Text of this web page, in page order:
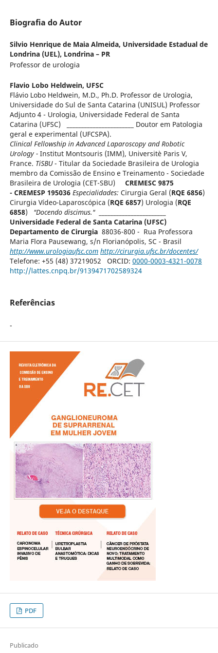
Biografia do Autor
Silvio Henrique de Maia Almeida, Universidade Estadual de
Londrina (UEL), Londrina – PR
Professor de urologia
Flavio Lobo Heldwein, UFSC
Flávio Lobo Heldwein, M.D., Ph.D. Professor de Urologia,
Universidade do Sul de Santa Catarina (UNISUL) Professor
Adjunto 4 - Urologia, Universidade Federal de Santa
Catarina (UFSC) _______________________ Doutor em Patologia
geral e experimental (UFCSPA).
Clinical Fellowship in Advanced Laparoscopy and Robotic
Urology - Institut Montsouris (IMM), Universitè Paris V,
France. TiSBU- Titular da Sociedade Brasileira de Urologia
membro da Comissão de Ensino e Treinamento - Sociedade
Brasileira de Urologia (CET-SBU) CREMESC 9875
- CREMESP 195036 Especialidades: Cirurgia Geral (RQE 6856)
Cirurgia Vídeo-Laparoscópica (RQE 6857) Urologia (RQE
6858) "Docendo discimus."
Universidade Federal de Santa Catarina (UFSC)
Departamento de Cirurgia 88036-800 - Rua Professora
Maria Flora Pausewang, s/n Florianópolis, SC - Brasil
http://www.urologiaufsc.com http://cirurgia.ufsc.br/docentes/
Telefone: +55 (48) 37219052 ORCID: 0000-0003-4321-0078
http://lattes.cnpq.br/9139471702589324
Referências
-
PDF
Publicado